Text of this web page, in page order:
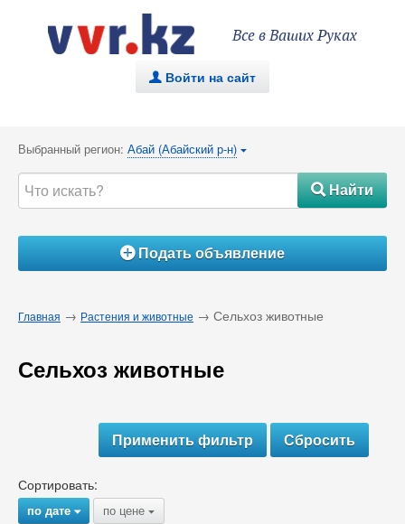
Все в Ваших Руках
. Войти на сайт
Выбранный регион: Абай (Абайский р-н) {
#Найти
ÁПодать объявление
Главная → Растения и животные → Сельхоз животные
Сельхоз животные
Сортировать:
по дате{ по цене {